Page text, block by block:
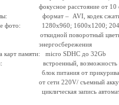
расстояние от 10
формат – AVI, кодек сжатия
фото: 1280х960; 1600х1200;
откидной поворотный цветной
карт памяти: micro SDHC до 32Gb
встроенный, возможность
блок питания от прикуривателя
220V/ съемный
запись